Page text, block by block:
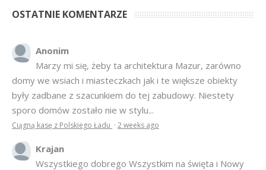
OSTATNIE KOMENTARZE
Anonim
Marzy mi się, żeby ta architektura Mazur, zarówno
domy we wsiach i miasteczkach jak i te większe obiekty
były zadbane z szacunkiem do tej zabudowy. Niestety
sporo domów zostało nie w stylu...
Ciągną kasę z Polskiego Ładu · 2 weeks ago
Krajan
Wszystkiego dobrego Wszystkim na święta i Nowy